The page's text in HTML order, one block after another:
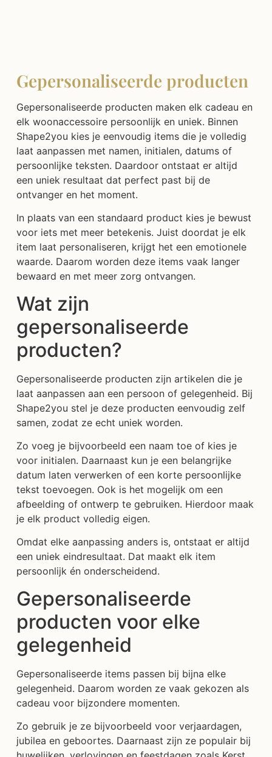
Gepersonaliseerde producten
Gepersonaliseerde producten maken elk cadeau en
elk woonaccessoire persoonlijk en uniek. Binnen
Shape2you kies je eenvoudig items die je volledig
laat aanpassen met namen, initialen, datums of
persoonlijke teksten. Daardoor ontstaat er altijd
een uniek resultaat dat perfect past bij de
ontvanger en het moment.
In plaats van een standaard product kies je bewust
voor iets met meer betekenis. Juist doordat je elk
item laat personaliseren, krijgt het een emotionele
waarde. Daarom worden deze items vaak langer
bewaard en met meer zorg ontvangen.
Wat zijn
gepersonaliseerde
producten?
Gepersonaliseerde producten zijn artikelen die je
laat aanpassen aan een persoon of gelegenheid. Bij
Shape2you stel je deze producten eenvoudig zelf
samen, zodat ze echt uniek worden.
Zo voeg je bijvoorbeeld een naam toe of kies je
voor initialen. Daarnaast kun je een belangrijke
datum laten verwerken of een korte persoonlijke
tekst toevoegen. Ook is het mogelijk om een
afbeelding of ontwerp te gebruiken. Hierdoor maak
je elk product volledig eigen.
Omdat elke aanpassing anders is, ontstaat er altijd
een uniek eindresultaat. Dat maakt elk item
persoonlijk én onderscheidend.
Gepersonaliseerde
producten voor elke
gelegenheid
Gepersonaliseerde items passen bij bijna elke
gelegenheid. Daarom worden ze vaak gekozen als
cadeau voor bijzondere momenten.
Zo gebruik je ze bijvoorbeeld voor verjaardagen,
jubilea en geboortes. Daarnaast zijn ze populair bij